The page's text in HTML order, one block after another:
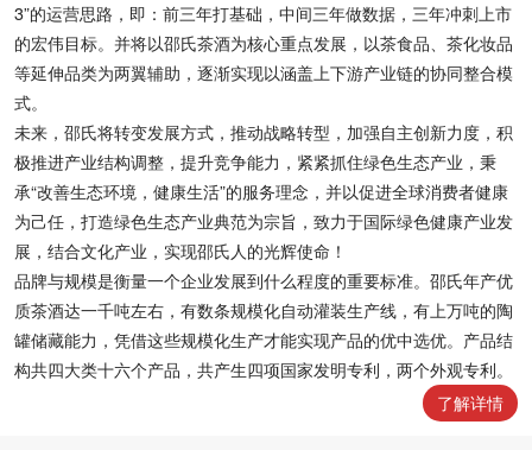
3”的运营思路，即：前三年打基础，中间三年做数据，三年冲刺上市
的宏伟目标。并将以邵氏茶酒为核心重点发展，以茶食品、茶化妆品
等延伸品类为两翼辅助，逐渐实现以涵盖上下游产业链的协同整合模
式。
未来，邵氏将转变发展方式，推动战略转型，加强自主创新力度，积
极推进产业结构调整，提升竞争能力，紧紧抓住绿色生态产业，秉
承“改善生态环境，健康生活”的服务理念，并以促进全球消费者健康
为己任，打造绿色生态产业典范为宗旨，致力于国际绿色健康产业发
展，结合文化产业，实现邵氏人的光辉使命！
品牌与规模是衡量一个企业发展到什么程度的重要标准。邵氏年产优
质茶酒达一千吨左右，有数条规模化自动灌装生产线，有上万吨的陶
罐储藏能力，凭借这些规模化生产才能实现产品的优中选优。产品结
构共四大类十六个产品，共产生四项国家发明专利，两个外观专利。
了解详情